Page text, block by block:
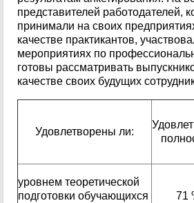
представителей работодателей,
принимали на своих
качестве практикантов,
мероприятиях по
готовы рассматривать
качестве своих будущих
Удовлетворены ли:
уровнем теоретической
подготовки обучающихся
71